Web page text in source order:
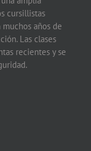
cursillistas
años de
Las clases
recientes y se